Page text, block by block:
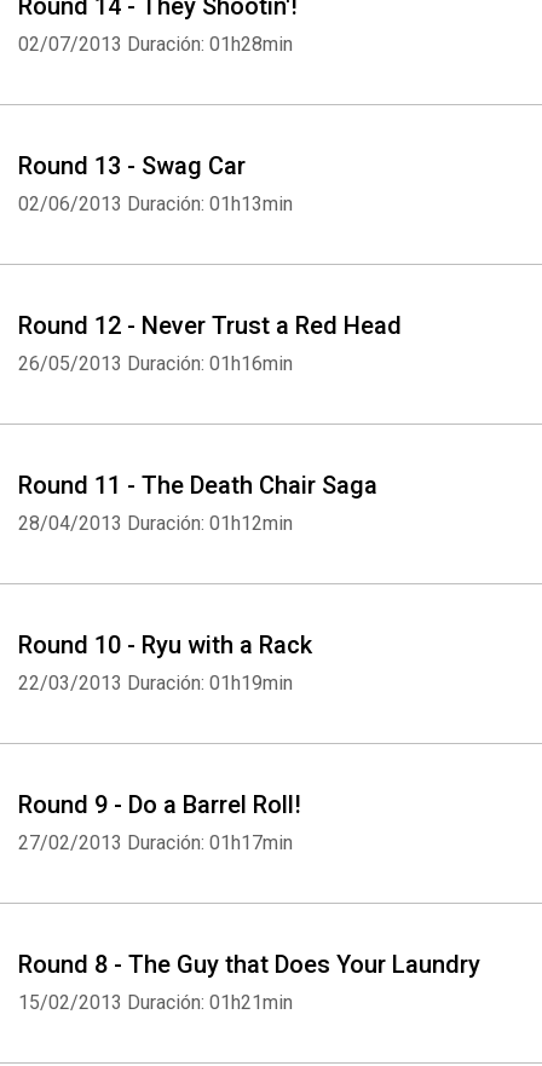
Round 14 - They Shootin'!
02/07/2013 Duración: 01h28min
Round 13 - Swag Car
02/06/2013 Duración: 01h13min
Round 12 - Never Trust a Red Head
26/05/2013 Duración: 01h16min
Round 11 - The Death Chair Saga
28/04/2013 Duración: 01h12min
Round 10 - Ryu with a Rack
22/03/2013 Duración: 01h19min
Round 9 - Do a Barrel Roll!
27/02/2013 Duración: 01h17min
Round 8 - The Guy that Does Your Laundry
15/02/2013 Duración: 01h21min